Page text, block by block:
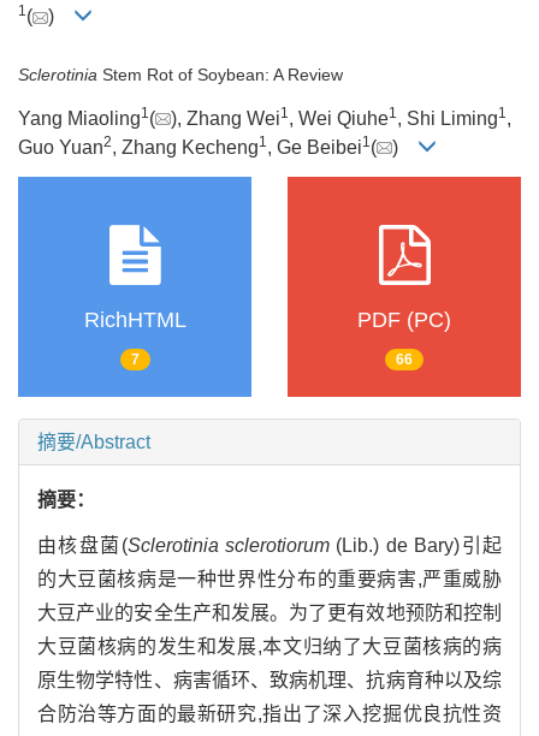
1( )
Sclerotinia Stem Rot of Soybean: A Review
Yang Miaoling1 ( ), Zhang Wei1 , Wei Qiuhe1 , Shi Liming1 ,
Guo Yuan2, Zhang Kecheng1 , Ge Beibei1 ( )
RichHTML
7
PDF (PC)
66
摘要/Abstract
摘要：
由核盘菌(Sclerotinia sclerotiorum (Lib.) de Bary)引起
的大豆菌核病是一种世界性分布的重要病害,严重威胁
大豆产业的安全生产和发展。为了更有效地预防和控制
大豆菌核病的发生和发展,本文归纳了大豆菌核病的病
原生物学特性、病害循环、致病机理、抗病育种以及综
合防治等方面的最新研究,指出了深入挖掘优良抗性资